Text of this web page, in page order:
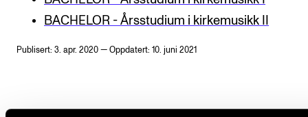
Sibelius – Notation Software
STUDENTLIV
BACHELOR - Årsstudium i kirkemusikk II
Publisert: 3. apr. 2020 — Oppdatert: 10. juni 2021